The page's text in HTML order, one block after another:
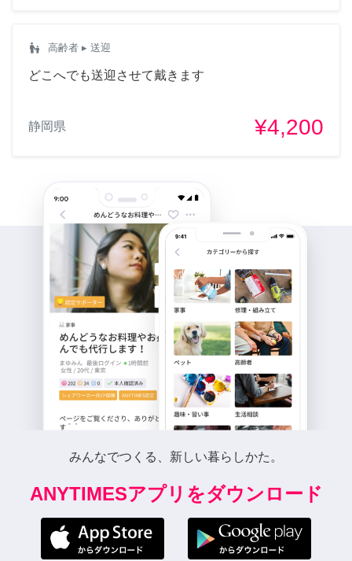
escalator_warning 高齢者 ▸ 送迎
どこへでも送迎させて戴きます
静岡県 ¥4,200
みんなでつくる、新しい暮らしかた。
ANYTIMESアプリをダウンロード